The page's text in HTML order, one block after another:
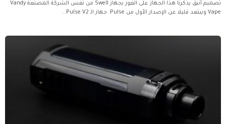
تصميم أنيق يذكرنا هذا الجهاز على الفور بجهاز Swell من نفس الشركة المصنعة Vandy
Vape ويبتعد قليلا عن الإصدار الأول من Pulse. جهاز الـ Pulse V2...